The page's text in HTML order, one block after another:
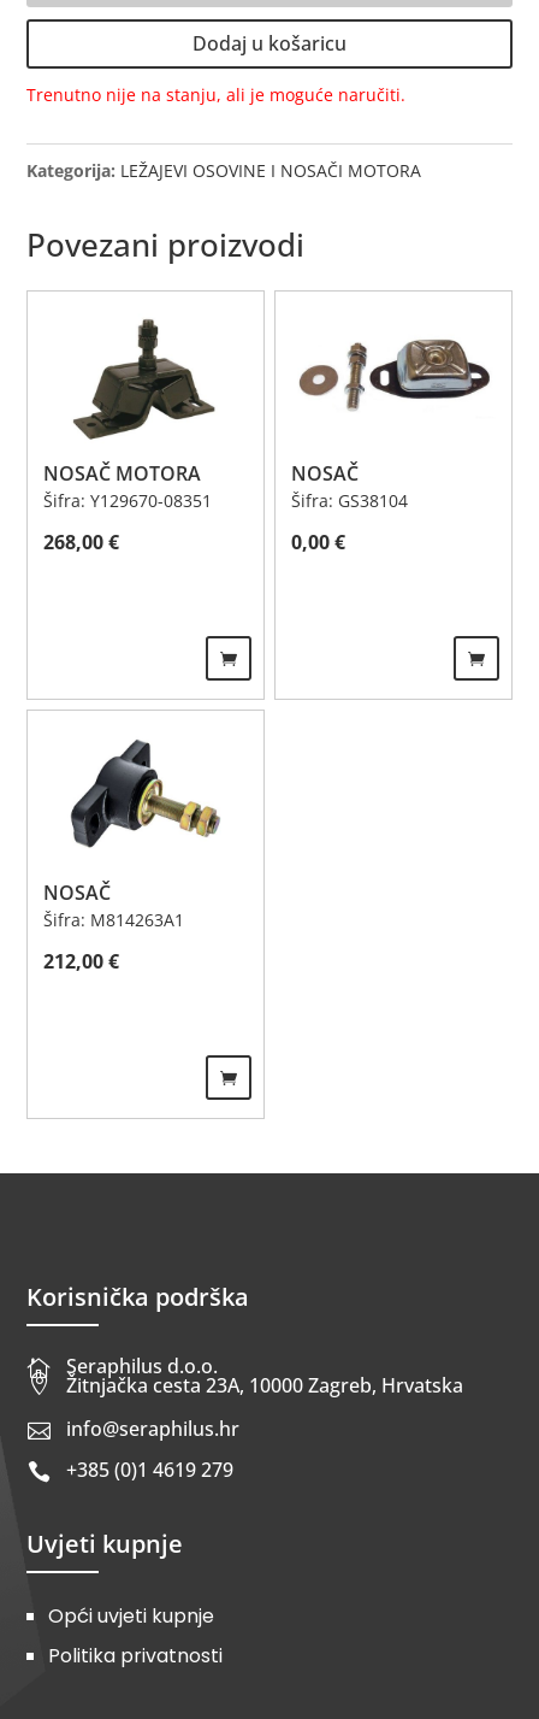
Dodaj u košaricu
Trenutno nije na stanju, ali je moguće naručiti.
Kategorija: LEŽAJEVI OSOVINE I NOSAČI MOTORA
Povezani proizvodi
NOSAČ MOTORA
Šifra: Y129670-08351
268,00€
NOSAČ
Šifra: GS38104
0,00€
NOSAČ
Šifra: M814263A1
212,00€
Korisnička podrška
 Seraphilus d.o.o.
 Žitnjačka cesta 23A, 10000 Zagreb, Hrvatska
 info@seraphilus.hr
 +385 (0)1 4619 279
Uvjeti kupnje
Opći uvjeti kupnje
Politika privatnosti